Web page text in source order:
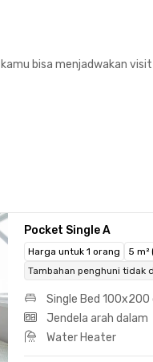
bisa menjadwakan visit
Pocket Single A
Harga untuk 1 orang 5
Tambahan penghuni tidak
Single Bed 100x200
Jendela arah dalam
Water Heater